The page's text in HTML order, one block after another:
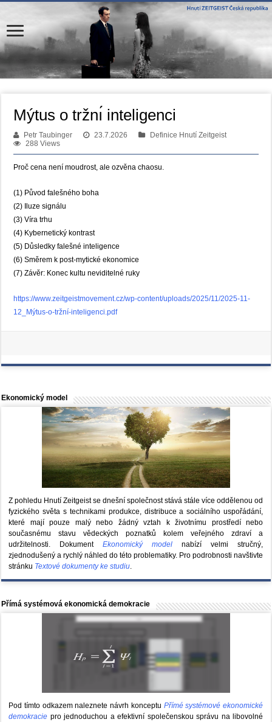
Mýtus o tržnı́ inteligenci
Petr Taubinger 23.7.2026
Definice Hnutí Zeitgeist
288 Views
Proč cena není moudrost, ale ozvěna chaosu.
(1) Původ falešného boha
(2) Iluze signálu
(3) Víra trhu
(4) Kybernetický kontrast
(5) Důsledky falešné inteligence
(6) Směrem k post-mytické ekonomice
(7) Závěr: Konec kultu neviditelné ruky
https://www.zeitgeistmovement.cz/wp-content/uploads/2025/11/2025-11-
12_Mýtus-o-tržní-inteligenci.pdf
Ekonomický model
Z pohledu Hnutí Zeitgeist se dnešní společnost stává stále více oddělenou od
fyzického světa s technikami produkce, distribuce a sociálního uspořádání,
které mají pouze malý nebo žádný vztah k životnímu prostředí nebo
současnému stavu vědeckých poznatků kolem veřejného zdraví a
udržitelnosti. DokumentEkonomický model nabízí velmi stručný,
zjednodušený a rychlý náhled do této problematiky. Pro podrobnosti navštivte
stránku Textové dokumenty ke studiu.
Přímá systémová ekonomická demokracie
Pod tímto odkazem naleznete návrh konceptu Přímé systémové ekonomické
demokracie pro jednoduchou a efektivní společenskou správu na libovolné